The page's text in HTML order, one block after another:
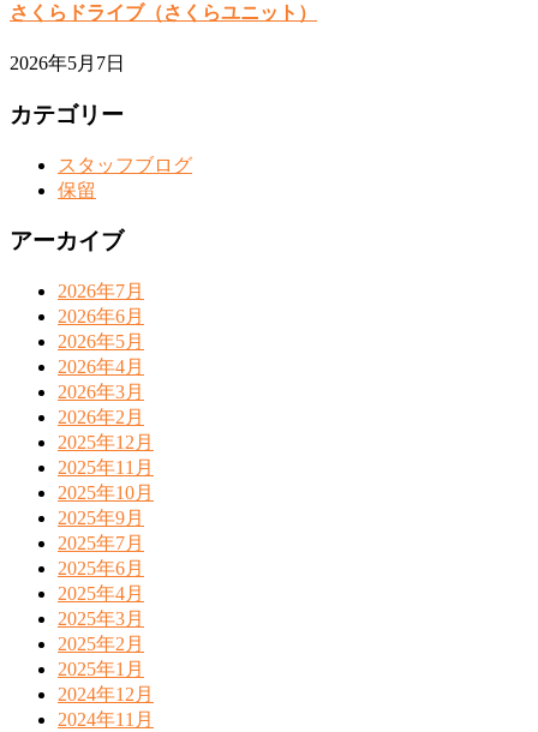
さくらドライブ（さくらユニット）
2026年5月7日
カテゴリー
スタッフブログ
保留
アーカイブ
2026年7月
2026年6月
2026年5月
2026年4月
2026年3月
2026年2月
2025年12月
2025年11月
2025年10月
2025年9月
2025年7月
2025年6月
2025年4月
2025年3月
2025年2月
2025年1月
2024年12月
2024年11月